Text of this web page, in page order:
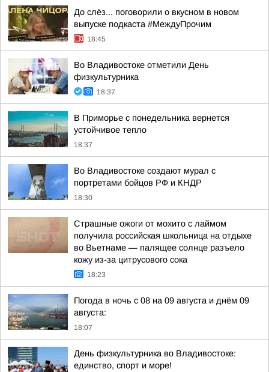
До слёз... поговорили о вкусном в новом
выпуске подкаста #МеждуПрочим
18:45
Во Владивостоке отметили День
физкультурника
18:37
В Приморье с понедельника вернется
устойчивое тепло
18:37
Во Владивостоке создают мурал с
портретами бойцов РФ и КНДР
18:30
Страшные ожоги от мохито с лаймом
получила российская школьница на отдыхе
во Вьетнаме — палящее солнце разъело
кожу из-за цитрусового сока
18:23
Погода в ночь с 08 на 09 августа и днём 09
августа:
18:07
День физкультурника во Владивостоке:
единство, спорт и море!